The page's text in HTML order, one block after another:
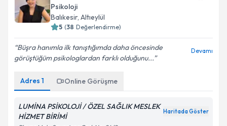
Psikoloji
Balıkesir, Altıeylül
5 (38 Değerlendirme)
Büşra hanımla ilk tanıştığımda daha öncesinde
görüştüğüm psikologlardan farklı olduğunu...
Devamı
Adres 1 Online Görüşme
LUMİNA PSİKOLOJİ / ÖZEL SAĞLIK MESLEK
HİZMET BİRİMİ
Haritada Göster